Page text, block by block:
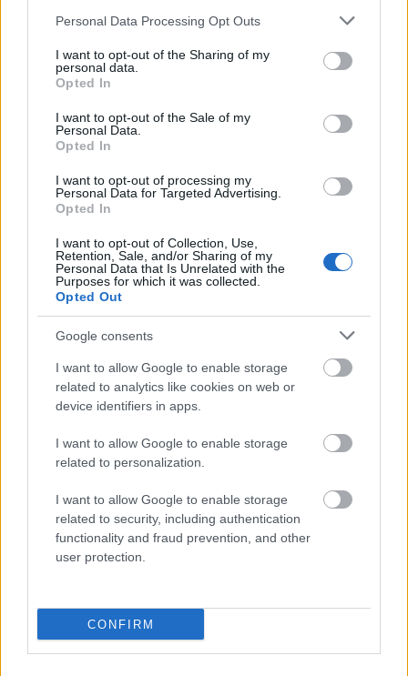
Please note that this website/app uses one or more Google
not limited to your visit or usage behaviour. You may click to
grant or deny consent to Google and its third-party tags to
use your data for below specified purposes in below Google
consent section.
Personal Data Processing Opt Outs
I want to opt-out of the Sharing of my
personal data.
Opted In
I want to opt-out of the Sale of my
Personal Data.
Opted In
I want to opt-out of processing my
Personal Data for Targeted Advertising.
Opted In
I want to opt-out of Collection, Use,
Retention, Sale, and/or Sharing of my
Personal Data that Is Unrelated with the
Purposes for which it was collected.
Opted Out
Google consents
I want to allow Google to enable storage
related to analytics like cookies on web or
device identifiers in apps.
I want to allow Google to enable storage
related to personalization.
I want to allow Google to enable storage
related to security, including authentication
functionality and fraud prevention, and other
user protection.
CONFIRM
Często sprawdzane
O poprawnym użyciu
Gdzie postawić przecinek?
Odmiana:arkanaczy
Ciekawostki
Sapieha— Celownik od
(prawda niespodziana)
ambicja— Ambicje nadambitnych
Konstantynopolitanka— A na blogu
dziewica
event
Peru
opos